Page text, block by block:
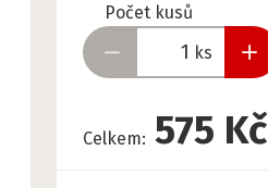
Počet kusů
ks
Připraveno
Celkem: 575 Kč